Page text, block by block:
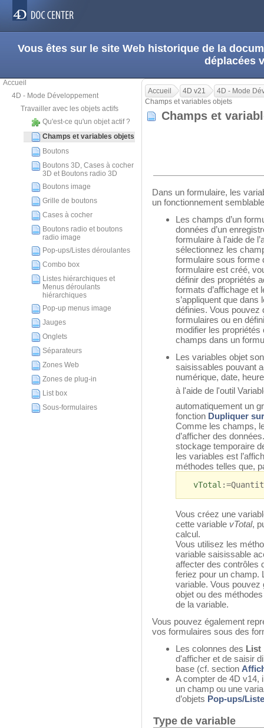
Vous êtes sur le site Web historique de la
déplacées
Accueil
4D - Mode Développement
Travailler avec les objets actifs
Qu'est-ce qu'un objet actif ?
Champs et variables objets
Boutons
Boutons 3D, Cases à cocher
3D et Boutons radio 3D
Boutons image
Grille de boutons
Cases à cocher
Boutons radio et boutons
radio image
Pop-ups/Listes déroulantes
Combo box
Listes hiérarchiques et
Menus déroulants
hiérarchiques
Pop-up menus image
Jauges
Onglets
Séparateurs
Zones Web
Zones de plug-in
List box
Sous-formulaires
Accueil 4D v21
4D - Mode
Champs et variables objets
Champs et
Dans un formulaire, les
un fonctionnement
Les champs d’un
données d’un
formulaire à l’aide de
sélectionnez les
formulaire sous forme
formulaire est créé,
définir des propriétés
formats d’affichage et
s’appliquent que
définies. Vous pouvez
formulaires ou en
modifier les
champs dans un
Les variables objet
saisissables pouvant
numérique, date,
à l'aide de l'outil
automatiquement un
fonction Dupliquer
Comme les champs,
d’afficher des
stockage temporaire
les variables est
méthodes telles que,
vTotal
Vous créez une
cette variable vTotal,
calcul.
Vous utilisez les
variable saisissable
affecter des contrôles
feriez pour un champ.
variable. Vous
objet ou des
de la variable.
Vous pouvez également
vos formulaires sous des
Les colonnes des List
d'afficher et de saisir
base (cf. section
A compter de 4D v14,
un champ ou une
d’objets Pop-ups/
Type de variable